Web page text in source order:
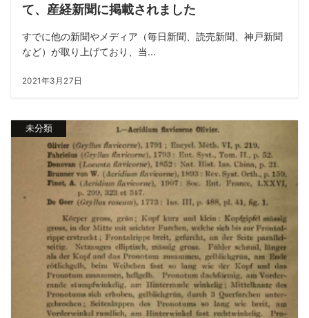
て、産経新聞に掲載されました
すでに他の新聞やメディア（毎日新聞、読売新聞、神戸新聞
など）が取り上げており、当...
2021年3月27日
未分類